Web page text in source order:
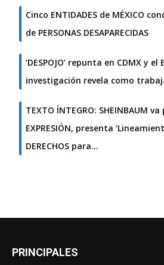
Cinco ENTIDADES de MÉXICO
de PERSONAS DESAPARECIDAS
‘DESPOJO’ repunta en CDMX y el
investigación revela como
TEXTO ÍNTEGRO: SHEINBAUM
EXPRESIÓN, presenta
DERECHOS para…
PRINCIPALES